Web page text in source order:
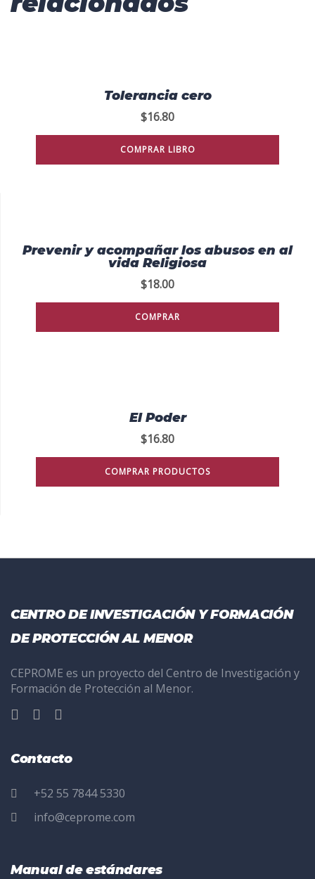
Tolerancia cero
$16.80
COMPRAR LIBRO
Prevenir y acompañar los abusos en al
vida Religiosa
$18.00
COMPRAR
El Poder
$16.80
COMPRAR PRODUCTOS
CENTRO DE INVESTIGACIÓN Y FORMACIÓN
DE PROTECCIÓN AL MENOR
CEPROME es un proyecto del Centro de Investigación y
Formación de Protección al Menor.
Contacto
+52 55 7844 5330
info@ceprome.com
Manual de estándares